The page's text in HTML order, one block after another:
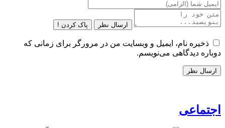
ارسال نظر پاک کردن !
ذخیره نام، ایمیل و وبسایت من در مرورگر برای زمانی که
دوباره دیدگاهی می‌نویسم.
اجتماعی